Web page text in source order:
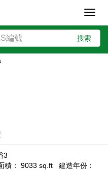
搜索
3
積： 9033 sq.ft
建造年份：